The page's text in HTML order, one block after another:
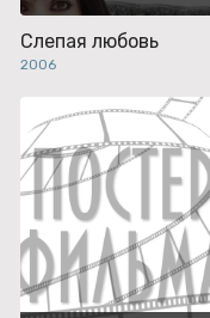
Слепая любовь
2006